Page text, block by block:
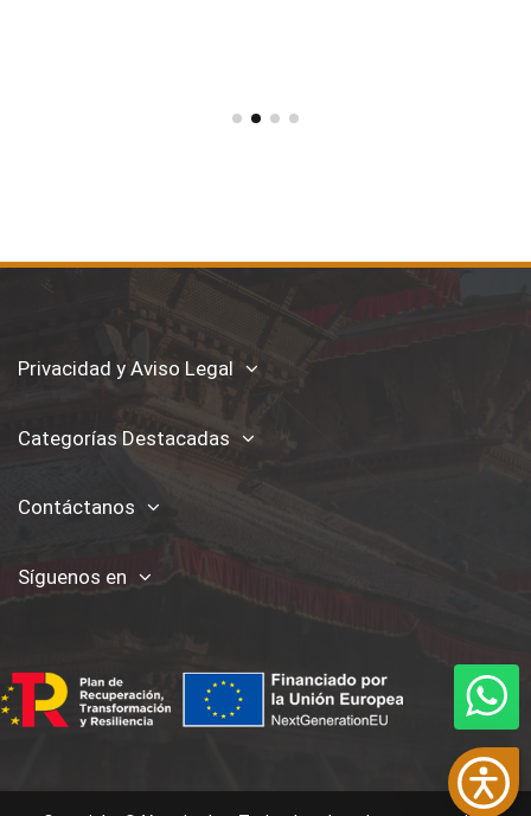
Privacidad y Aviso Legal
Categorías Destacadas
Contáctanos
Síguenos en